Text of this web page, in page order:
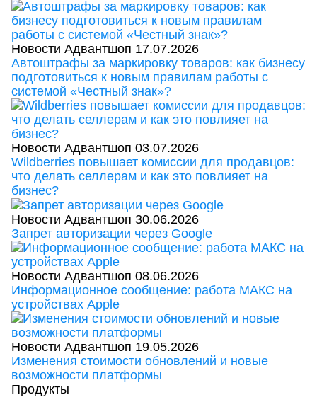
Новости Адвантшоп 17.07.2026
Автоштрафы за маркировку товаров: как бизнесу
подготовиться к новым правилам работы с
системой «Честный знак»?
Новости Адвантшоп 03.07.2026
Wildberries повышает комиссии для продавцов:
что делать селлерам и как это повлияет на
бизнес?
Новости Адвантшоп 30.06.2026
Запрет авторизации через Google
Новости Адвантшоп 08.06.2026
Информационное сообщение: работа МАКС на
устройствах Apple
Новости Адвантшоп 19.05.2026
Изменения стоимости обновлений и новые
возможности платформы
Продукты